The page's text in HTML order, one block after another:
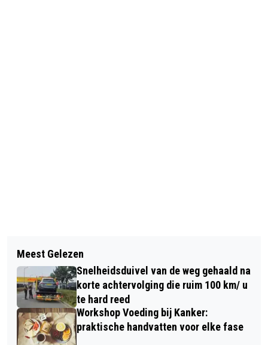
TEGELS NODIG VOOR EEN NIEUWE
VLOER, WAND OF TERRAS? KOM
LANGS BIJ GEBR. VAN HOOYDONCK!
BOURGONDISCH GENIETEN IN HET
CENTRUM VAN BREDA TIJDENS "WIJN
OP HET PLEIN”
Meest Gelezen
Snelheidsduivel van de weg gehaald na
korte achtervolging die ruim 100 km/ u
te hard reed
Workshop Voeding bij Kanker:
praktische handvatten voor elke fase